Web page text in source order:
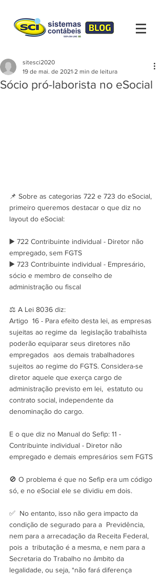
Sócio pró-laborista no eSocial
sitesci2020
19 de mai. de 2021 2 min de leitura
📌 Sobre as categorias 722 e 723 do eSocial,
primeiro queremos destacar o que diz no
layout do eSocial:
▶️ 722 Contribuinte individual - Diretor não
empregado, sem FGTS
▶️ 723 Contribuinte individual - Empresário,
sócio e membro de conselho de
administração ou fiscal
⚖️ A Lei 8036 diz:
Artigo  16 - Para efeito desta lei, as empresas
sujeitas ao regime da  legislação trabalhista
poderão equiparar seus diretores não
empregados  aos demais trabalhadores
sujeitos ao regime do FGTS. Considera-se
diretor aquele que exerça cargo de
administração previsto em lei,  estatuto ou
contrato social, independente da
denominação do cargo.
E o que diz no Manual do Sefip: 11 -
Contribuinte individual - Diretor não
empregado e demais empresários sem FGTS
🚫 O problema é que no Sefip era um código
só, e no eSocial ele se dividiu em dois.
✅  No entanto, isso não gera impacto da
condição de segurado para a  Previdência,
nem para a arrecadação da Receita Federal,
pois a  tributação é a mesma, e nem para a
Secretaria do Trabalho no âmbito da
legalidade, ou seja, *não fará diferença